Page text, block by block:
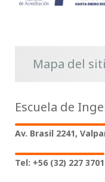
Mapa del
Escuela de
Av. Brasil 2241,
Tel: +56 (32) 227 3701